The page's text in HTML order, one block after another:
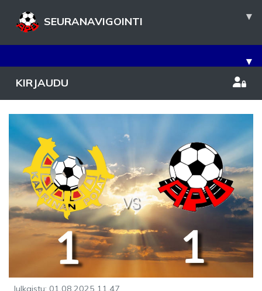
SEURANAVIGOINTI ▾
▾
KIRJAUDU
Julkaistu: 01.08.2025 11.47